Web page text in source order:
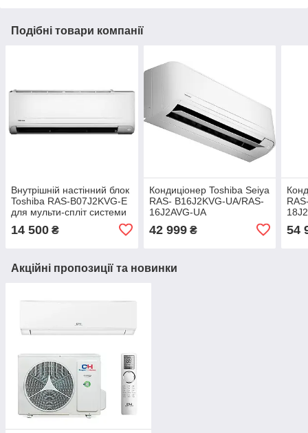
Подібні товари компанії
Внутрішній настінний блок
Toshiba RAS-B07J2KVG-E
для мульти-спліт системи
14 500 ₴
Кондиціонер Toshiba Seiya
RAS- B16J2KVG-UA/RAS-
16J2AVG-UA
42 999₴ 54
Акційні пропозиції та новинки